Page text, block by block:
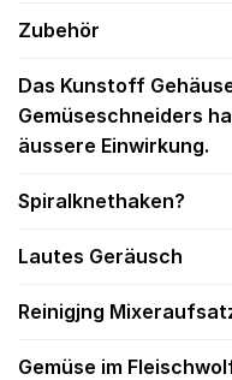
Zubehör
Das Kunstoff
Gemüseschneiders
äussere Einwirkung.
Spiralknethaken?
Lautes Geräusch
Reinigjng
Gemüse im